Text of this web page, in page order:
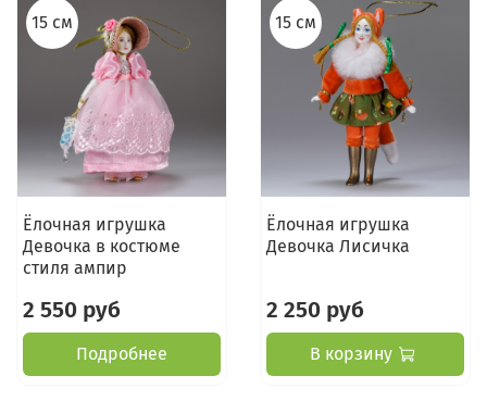
15 см
Ёлочная игрушка
Девочка в костюме
стиля ампир
2 550 руб
Подробнее
15 см
Ёлочная игрушка
Девочка Лисичка
2 250 руб
В корзину